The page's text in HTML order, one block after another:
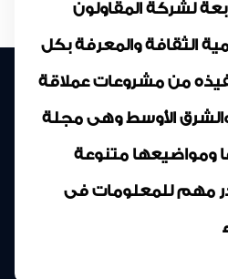
لشركة المقاولون
الثقافة والمعرفة بكل
من مشروعات عملاقة
الأوسط وهى مجلة
ومواضيعها متنوعة
مهم للمعلومات فى